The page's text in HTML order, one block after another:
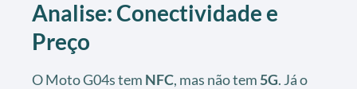
Analise: Conectividade e
Preço
O Moto G04s tem NFC, mas não tem 5G. Já o